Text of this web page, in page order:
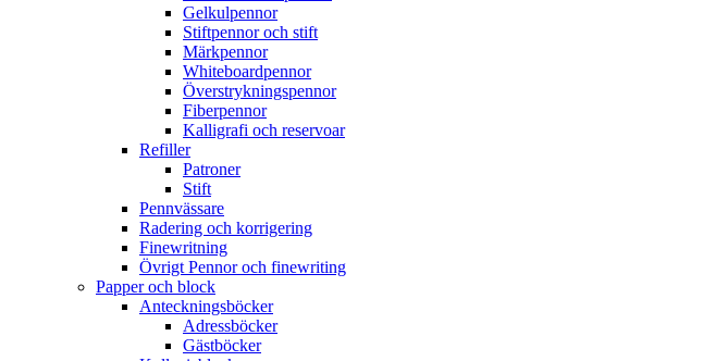
Gelkulpennor
Stiftpennor och stift
Märkpennor
Whiteboardpennor
Överstrykningspennor
Fiberpennor
Kalligrafi och reservoar
Refiller
Patroner
Stift
Pennvässare
Radering och korrigering
Finewritning
Övrigt Pennor och finewriting
Papper och block
Anteckningsböcker
Adressböcker
Gästböcker